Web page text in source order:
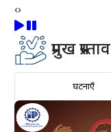
‹›
प्रमुख प्रस्ताव
घटनाएँ